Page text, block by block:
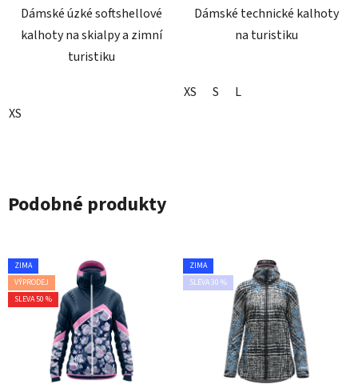
Dámské úzké softshellové
kalhoty na skialpy a zimní
turistiku
XS
Dámské technické kalhoty
na turistiku
XS S L
Podobné produkty
ZIMA
VÝPRODEJ
SLEVA 50 %
ZIMA
SLEVA 30 %